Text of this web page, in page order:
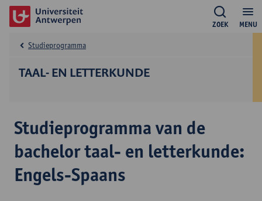
MENU
ZOEK
TAAL- EN LETTERKUNDE
Studieprogramma
Studieprogramma van de
bachelor taal- en letterkunde:
Engels-Spaans